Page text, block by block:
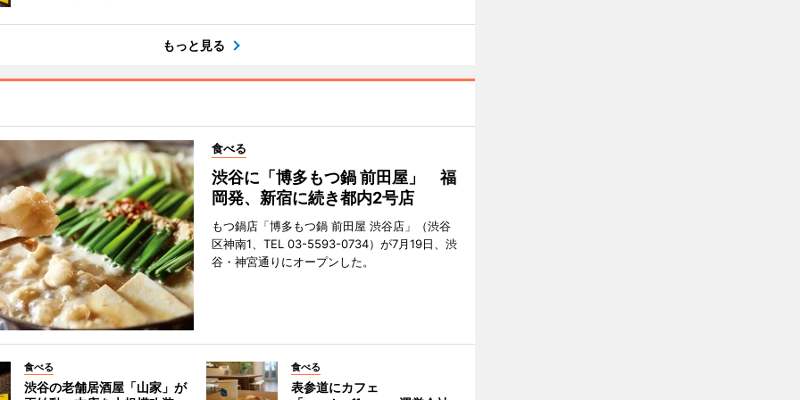
もっと見る
食べる
渋谷に「博多もつ鍋 前田屋」 福
岡発、新宿に続き都内2号店
もつ鍋店「博多もつ鍋 前田屋 渋谷店」（渋谷
区神南1、TEL 03-5593-0734）が7月19日、渋
谷・神宮通りにオープンした。
食べる
渋谷の老舗居酒屋「山家」が
食べる
表参道にカフェ